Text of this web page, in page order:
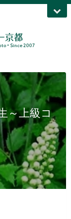
～上級コ